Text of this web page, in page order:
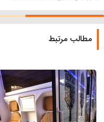
مطالب مرتبط